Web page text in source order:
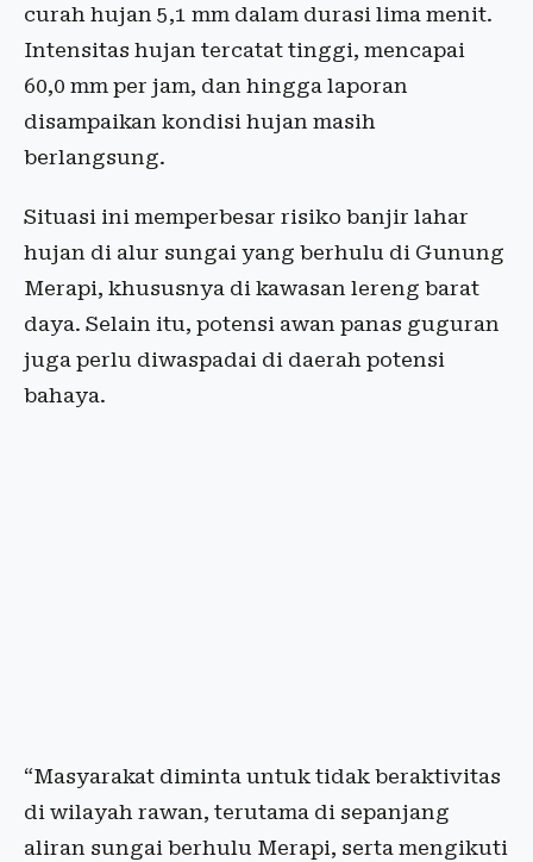
curah hujan 5,1 mm dalam durasi lima menit.
Intensitas hujan tercatat tinggi, mencapai
60,0 mm per jam, dan hingga laporan
disampaikan kondisi hujan masih
berlangsung.
Situasi ini memperbesar risiko banjir lahar
hujan di alur sungai yang berhulu di Gunung
Merapi, khususnya di kawasan lereng barat
daya. Selain itu, potensi awan panas guguran
juga perlu diwaspadai di daerah potensi
bahaya.
“Masyarakat diminta untuk tidak beraktivitas
di wilayah rawan, terutama di sepanjang
aliran sungai berhulu Merapi, serta mengikuti